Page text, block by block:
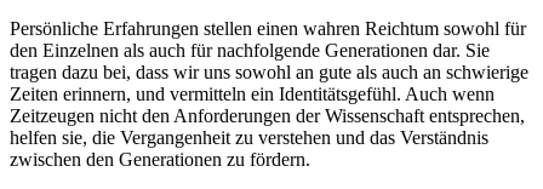
Persönliche Erfahrungen stellen einen wahren Reichtum sowohl für
den Einzelnen als auch für nachfolgende Generationen dar. Sie
tragen dazu bei, dass wir uns sowohl an gute als auch an schwierige
Zeiten erinnern, und vermitteln ein Identitätsgefühl. Auch wenn
Zeitzeugen nicht den Anforderungen der Wissenschaft entsprechen,
helfen sie, die Vergangenheit zu verstehen und das Verständnis
zwischen den Generationen zu fördern.